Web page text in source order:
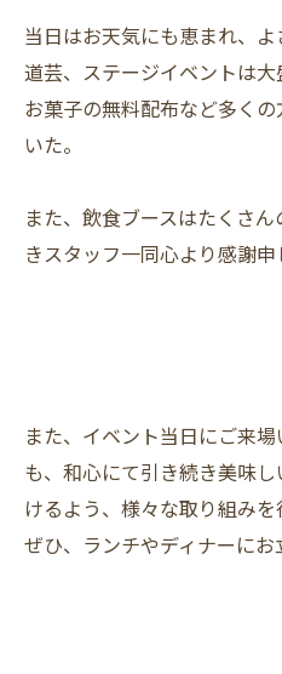
当日はお天気にも恵まれ、
道芸、ステージイベントは
お菓子の無料配布など多く
いた。
また、飲食ブースはたくさ
きスタッフ一同心より感謝申
また、イベント当日にご来
も、和心にて引き続き美味
けるよう、様々な取り組みを
ぜひ、ランチやディナーにお